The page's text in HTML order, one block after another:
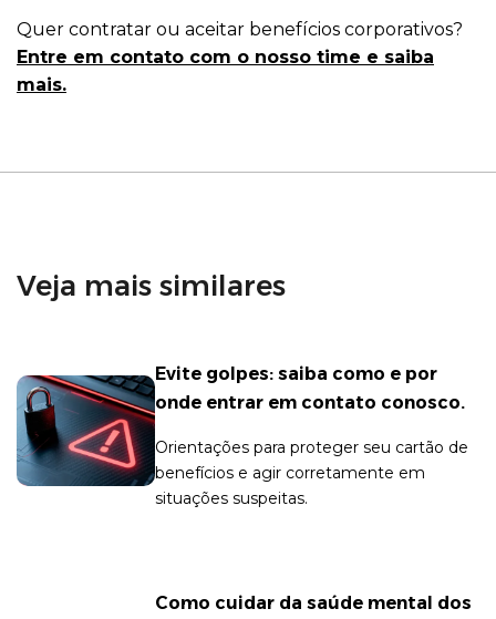
Quer contratar ou aceitar benefícios corporativos?
Entre em contato com o nosso time e saiba
mais.
Veja mais similares
Evite golpes: saiba como e por
onde entrar em contato conosco.
Orientações para proteger seu cartão de
benefícios e agir corretamente em
situações suspeitas.
Como cuidar da saúde mental dos